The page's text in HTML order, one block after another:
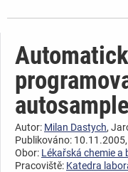
Autor: Milan Dastych,
Publikováno:
Obor: Lékařská chemie a
Pracoviště: Katedra